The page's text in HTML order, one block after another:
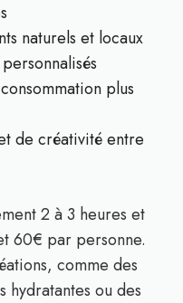
naturels et locaux
plus
de créativité entre
2 à 3 heures et
60€ par personne.
comme des
hydratantes ou des